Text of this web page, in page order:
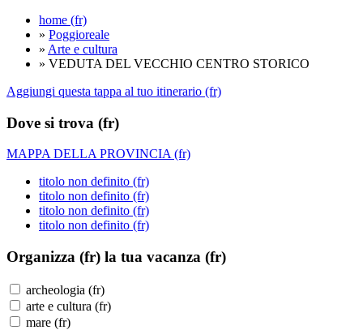
home (fr)
» Poggioreale
» Arte e cultura
» VEDUTA DEL VECCHIO CENTRO STORICO
Aggiungi questa tappa al tuo itinerario (fr)
Dove si trova (fr)
MAPPA DELLA PROVINCIA (fr)
titolo non definito (fr)
titolo non definito (fr)
titolo non definito (fr)
titolo non definito (fr)
Organizza (fr) la tua vacanza (fr)
archeologia (fr)
arte e cultura (fr)
mare (fr)